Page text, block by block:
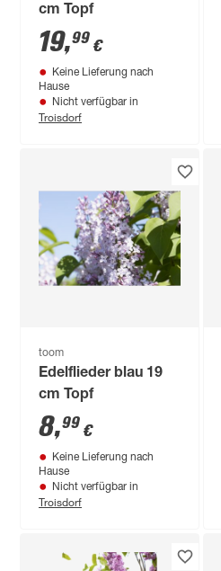
cm Topf
19,99 €
Keine Lieferung nach
Hause
Nicht verfügbar in
Troisdorf
toom
Edelflieder blau 19
cm Topf
8,99 €
Keine Lieferung nach
Hause
Nicht verfügbar in
Troisdorf